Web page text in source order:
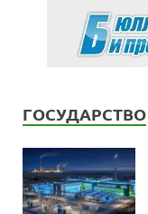
ГОСУДАРСТВО